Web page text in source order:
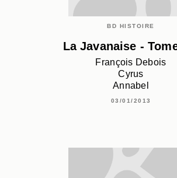
BD HISTOIRE
La Javanaise -
François Debois
Cyrus
Annabel
03/01/2013